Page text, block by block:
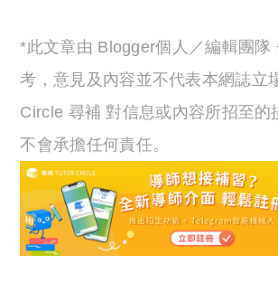
*此文章由 Blogger個人／編輯團隊
考，意見及內容並不代表本網誌立
Circle 尋補 對信息或內容所招至的
不會承擔任何責任。